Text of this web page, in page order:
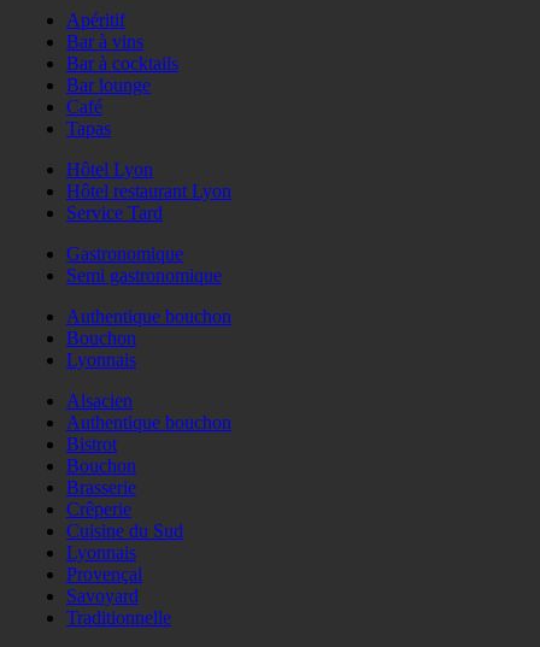
Apéritif
Bar à vins
Bar à cocktails
Bar lounge
Café
Tapas
Hôtel Lyon
Hôtel restaurant Lyon
Service Tard
Gastronomique
Semi gastronomique
Authentique bouchon
Bouchon
Lyonnais
Alsacien
Authentique bouchon
Bistrot
Bouchon
Brasserie
Crêperie
Cuisine du Sud
Lyonnais
Provençal
Savoyard
Traditionnelle